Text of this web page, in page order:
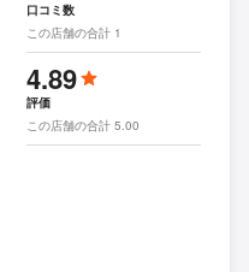
口コミ数
この店舗の合計 1
4.89
評価
この店舗の合計 5.00